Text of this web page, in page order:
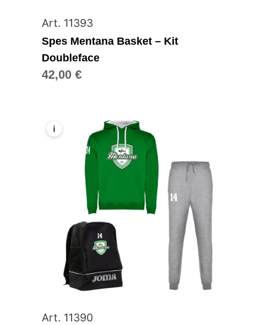
Art. 11393
Spes Mentana Basket – Kit
Doubleface
42,00€
i
Art. 11390